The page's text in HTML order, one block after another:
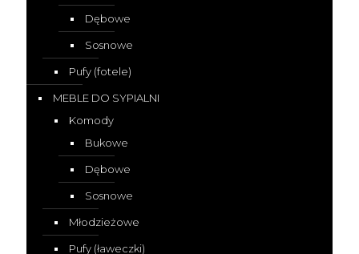
Dębowe
Sosnowe
Pufy (fotele)
MEBLE DO SYPIALNI
Komody
Bukowe
Dębowe
Sosnowe
Młodzieżowe
Pufy (ławeczki)